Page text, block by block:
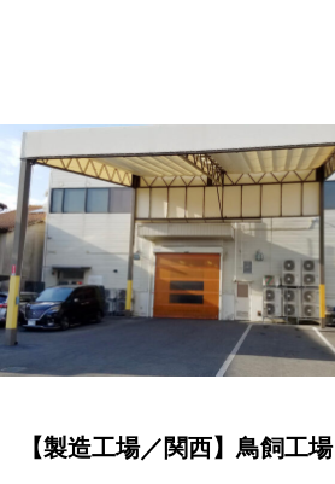
【製造工場／関西】鳥飼工場